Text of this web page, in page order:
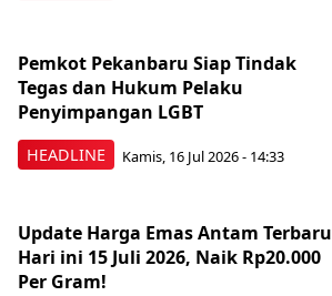
HEADLINE
Pemkot Pekanbaru Siap Tindak
Tegas dan Hukum Pelaku
Penyimpangan LGBT
Kamis, 16 Jul 2026 - 14:33
Update Harga Emas Antam Terbaru
Hari ini 15 Juli 2026, Naik Rp20.000
Per Gram!